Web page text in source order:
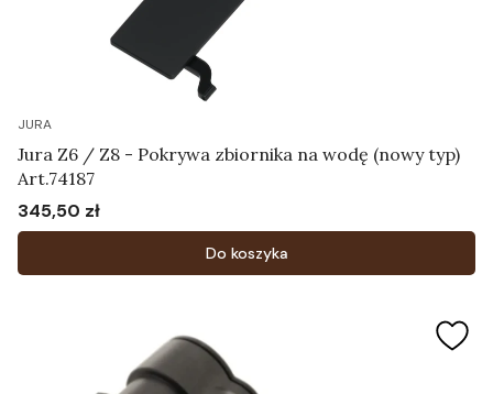
JURA
Jura Z6 / Z8 - Pokrywa zbiornika na wodę (nowy typ)
Art.74187
Cena
345,50 zł
Do koszyka